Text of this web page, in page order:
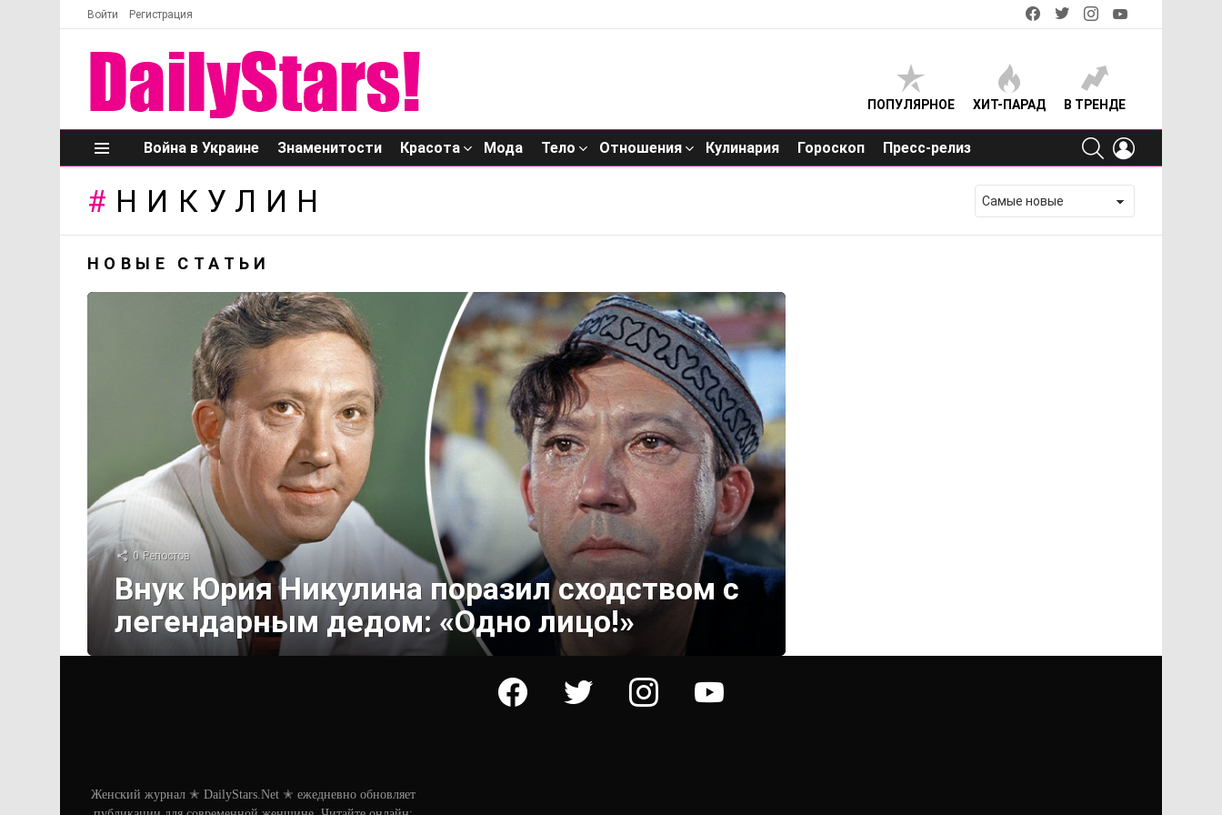
Войти Регистрация
facebooktwitterinstagram
ПОПУЛЯРНОЕ ХИТ-ПАРАД В ТРЕНДЕ
Меню
Война в Украине Знаменитости Красота Мода Тело Отношения Кулинария Гороскоп Пресс-релиз
SEARCH
НИКУЛИН
НОВЫЕ СТАТЬИ
0 Репостов
Внук Юрия Никулина поразил сходством с
легендарным дедом: «Одно лицо!»
facebook twitter instagram youtube
Женский журнал ✭ DailyStars.Net ✭ ежедневно обновляет